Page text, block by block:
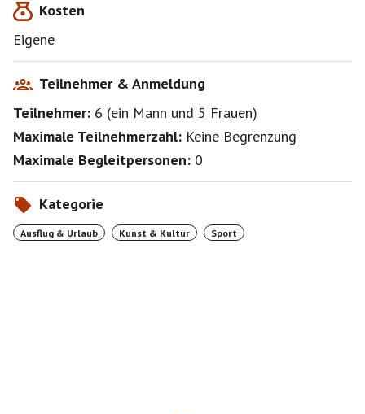
Kosten
Eigene
Teilnehmer & Anmeldung
Teilnehmer: 6 (ein Mann und 5 Frauen)
Maximale Teilnehmerzahl: Keine Begrenzung
Maximale Begleitpersonen: 0
Kategorie
Ausflug & Urlaub Kunst & Kultur Sport